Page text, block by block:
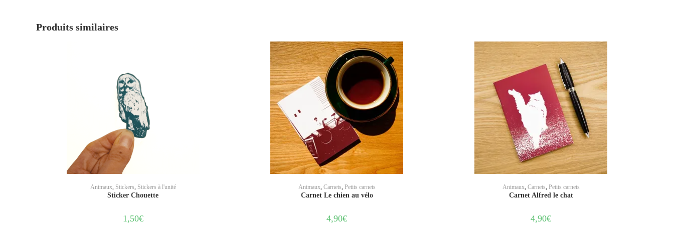
Produits similaires
AJOUTER AU PANIER
Animaux, Stickers, Stickers à l'unité
Sticker Chouette
1,50€
AJOUTER AU PANIER
Animaux, Carnets, Petits carnets
Carnet Le chien au vélo
4,90€
AJOUTER AU PANIER
Animaux, Carnets, Petits carnets
Carnet Alfred le chat
4,90€